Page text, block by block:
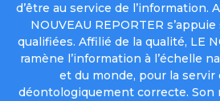
d’être au service de l’information.
NOUVEAU REPORTER
qualifiées. Affilié de la qualité, LE
ramène l’information à l’échelle
et du monde, pour la servir
déontologiquement correcte. Son